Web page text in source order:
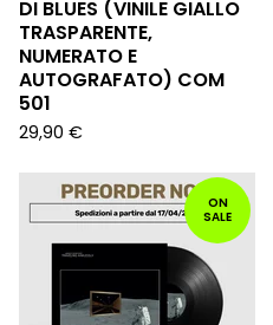
DI BLUES (VINILE GIALLO
TRASPARENTE,
NUMERATO E
AUTOGRAFATO) COM
501
29,90 €
ON
SALE